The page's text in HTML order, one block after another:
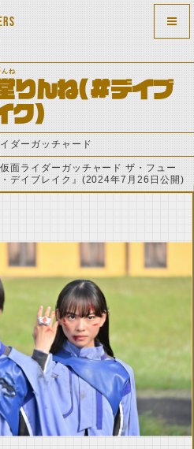
んね
りんね(#デイブ
ク)
ダーガッチャード
面ライダーガッチャード ザ・フュー
デイブレイク』(2024年7月26日公開)